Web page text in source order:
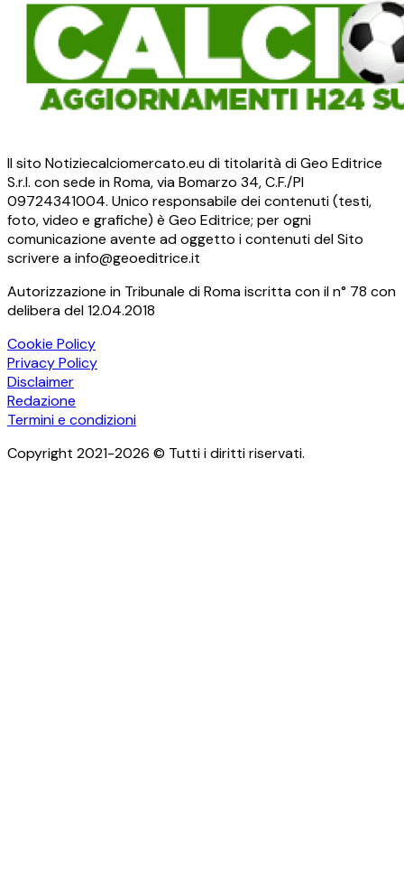
Il sito Notiziecalciomercato.eu di titolarità di Geo Editrice
S.r.l. con sede in Roma, via Bomarzo 34, C.F./PI
09724341004. Unico responsabile dei contenuti (testi,
foto, video e grafiche) è Geo Editrice; per ogni
comunicazione avente ad oggetto i contenuti del Sito
scrivere a info@geoeditrice.it
Autorizzazione in Tribunale di Roma iscritta con il n° 78 con
delibera del 12.04.2018
Cookie Policy
Privacy Policy
Disclaimer
Redazione
Termini e condizioni
Copyright 2021-2026 © Tutti i diritti riservati.